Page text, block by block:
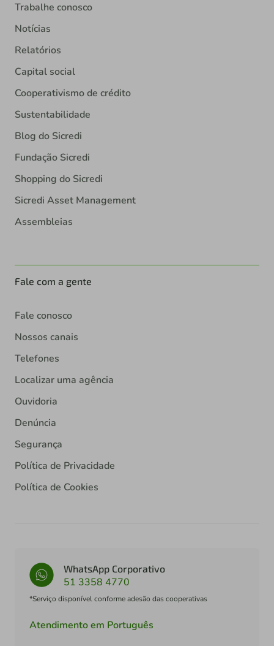
Trabalhe conosco
Notícias
Relatórios
Capital social
Cooperativismo de crédito
Sustentabilidade
Blog do Sicredi
Fundação Sicredi
Shopping do Sicredi
Sicredi Asset Management
Assembleias
Fale com a gente
Fale conosco
Nossos canais
Telefones
Localizar uma agência
Ouvidoria
Denúncia
Segurança
Política de Privacidade
Política de Cookies
WhatsApp Corporativo
51 3358 4770
*Serviço disponível conforme adesão das cooperativas
Atendimento em Português